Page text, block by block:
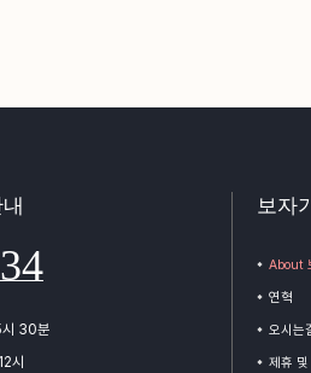
시 30분
시
보자
About
연혁
오시는
제휴